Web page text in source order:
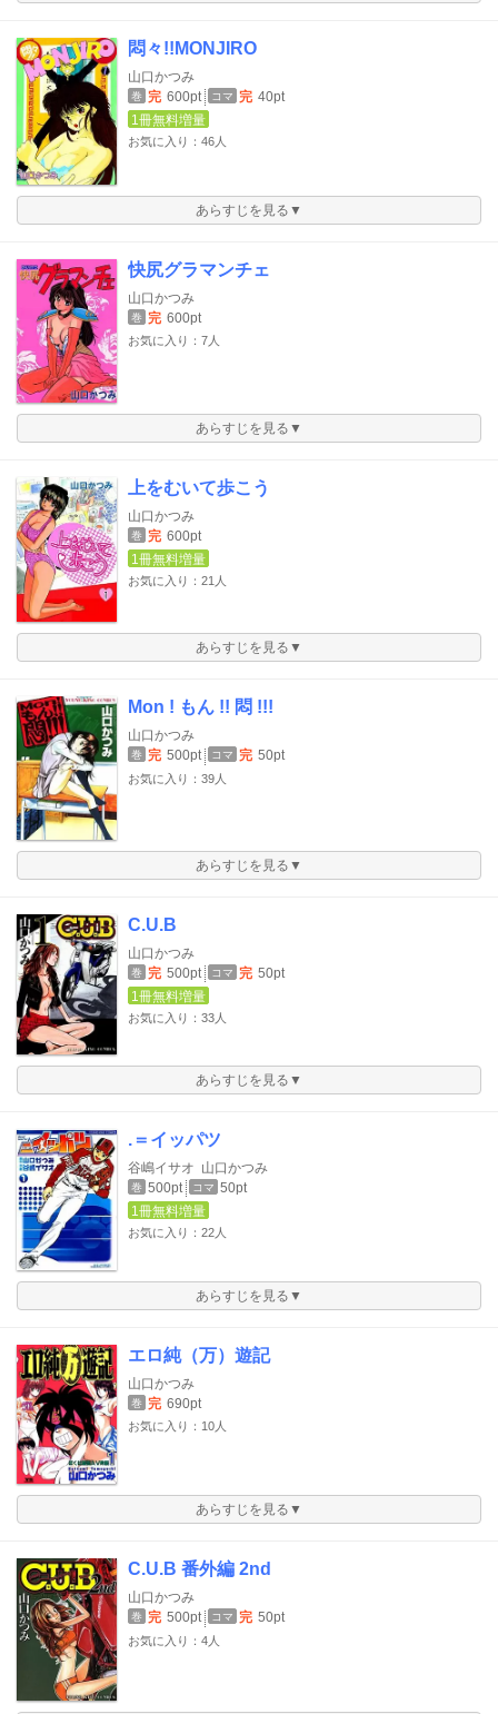
悶々!!MONJIRO
山口かつみ
巻 完 600pt コマ 完 40pt
1冊無料増量
お気に入り：46人
あらすじを見る▼
快尻グラマンチェ
山口かつみ
巻 完 600pt
お気に入り：7人
あらすじを見る▼
上をむいて歩こう
山口かつみ
巻 完 600pt
1冊無料増量
お気に入り：21人
あらすじを見る▼
Mon ! もん !! 悶 !!!
山口かつみ
巻 完 500pt コマ 完 50pt
お気に入り：39人
あらすじを見る▼
C.U.B
山口かつみ
巻 完 500pt コマ 完 50pt
1冊無料増量
お気に入り：33人
あらすじを見る▼
.＝イッパツ
谷嶋イサオ 山口かつみ
巻 500pt コマ 50pt
1冊無料増量
お気に入り：22人
あらすじを見る▼
エロ純（万）遊記
山口かつみ
巻 完 690pt
お気に入り：10人
あらすじを見る▼
C.U.B 番外編 2nd
山口かつみ
巻 完 500pt コマ 完 50pt
お気に入り：4人